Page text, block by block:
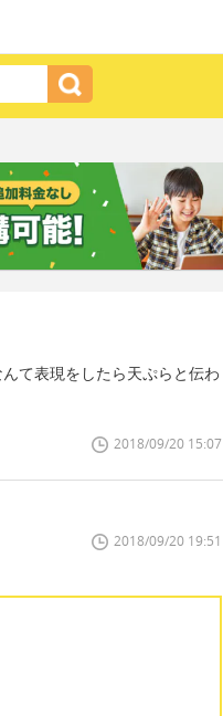
て表現をしたら天ぷらと伝わ
2018/09/20 15:07
2018/09/20 19:51